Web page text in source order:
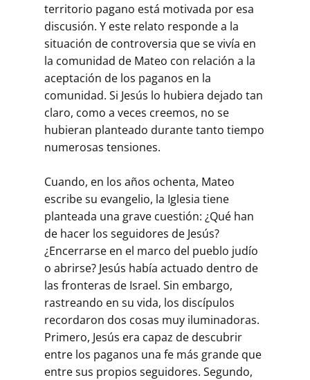
territorio pagano está motivada por esa
discusión. Y este relato responde a la
situación de controversia que se vivía en
la comunidad de Mateo con relación a la
aceptación de los paganos en la
comunidad. Si Jesús lo hubiera dejado tan
claro, como a veces creemos, no se
hubieran planteado durante tanto tiempo
numerosas tensiones.
Cuando, en los años ochenta, Mateo
escribe su evangelio, la Iglesia tiene
planteada una grave cuestión: ¿Qué han
de hacer los seguidores de Jesús?
¿Encerrarse en el marco del pueblo judío
o abrirse? Jesús había actuado dentro de
las fronteras de Israel. Sin embargo,
rastreando en su vida, los discípulos
recordaron dos cosas muy iluminadoras.
Primero, Jesús era capaz de descubrir
entre los paganos una fe más grande que
entre sus propios seguidores. Segundo,